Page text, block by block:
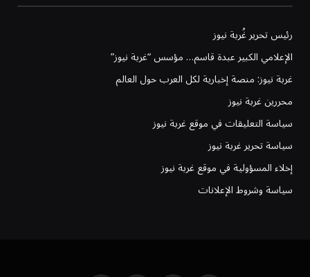
رئيس تحرير غُربة نيوز
الإعلامي الكبير عبدة قاسم… مؤسس “غربة نيوز”
غربة نيوز: منصة إخبارية لكل العرب حول العالم
محررين غربة نيوز
سياسة التعليقات في موقع غربة نيوز
سياسة تحرير غربة نيوز
إخلاء المسؤولية في موقع غربة نيوز
سياسة وشروط الإعلانات